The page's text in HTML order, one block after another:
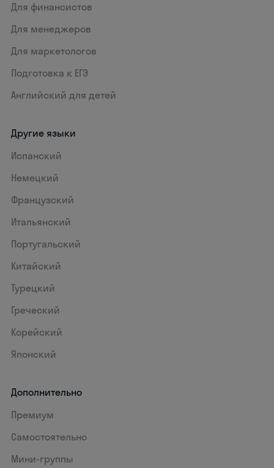
Для финансистов
Для менеджеров
Для маркетологов
Подготовка к ЕГЭ
Английский для детей
Другие языки
Испанский
Немецкий
Французский
Итальянский
Португальский
Китайский
Турецкий
Греческий
Корейский
Японский
Дополнительно
Премиум
Самостоятельно
Мини-группы